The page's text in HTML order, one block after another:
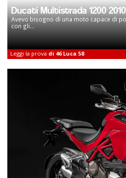
Ducati Multistrada 1200 2010
Avevo bisogno di una moto capace di
con gli...
Leggi la prova di 46 Luca 58